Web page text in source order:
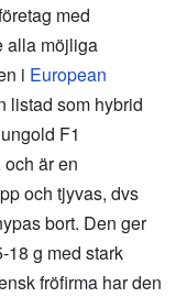
med
alla möjliga
i European
listad som hybrid
F1
är en
och tjyvas, dvs
bort. Den ger
18 g med stark
fröfirma har den